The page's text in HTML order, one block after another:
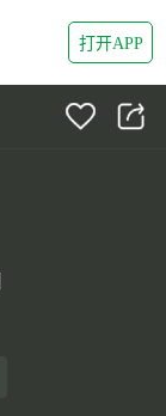
打开APP